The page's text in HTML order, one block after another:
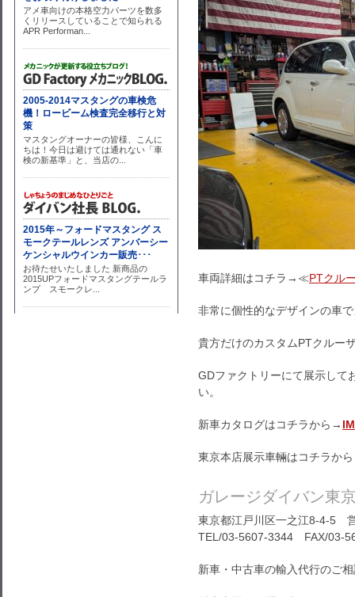
車両詳細はコチラ→≪PTクル
非常に個性的なデザインの車
貴方だけのカスタムPTクルー
GDファクトリーにて展示して
い。
新車カタログはコチラから→
東京本店展示車輛はコチラか
ガレージダイバン東
東京都江戸川区一之江8-4-5
TEL/03-5607-3344 FAX/03-
新車・中古車の輸入代行のご